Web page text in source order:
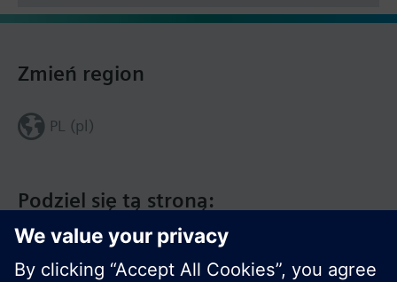
Podziel się tą stroną:
Zmień region
PL (pl)